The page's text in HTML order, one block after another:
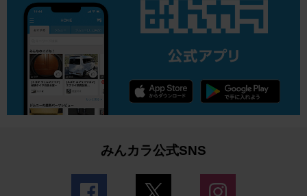
みんカラ公式SNS